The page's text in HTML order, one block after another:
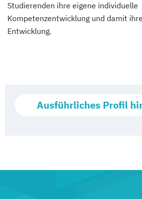
Studierenden ihre eigene individuelle
Kompetenzentwicklung und damit
Entwicklung.
Ausführliches Profil